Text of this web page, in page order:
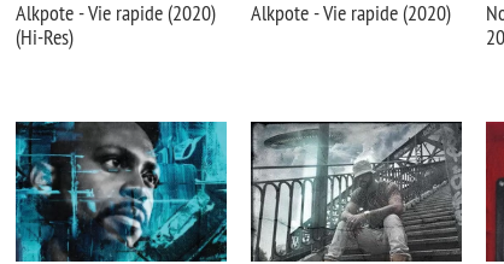
Alkpote - Vie rapide (2020)
(Hi-Res)
Alkpote - Vie rapide (2020)